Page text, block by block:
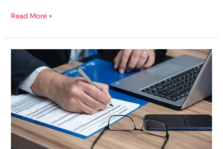
Erzurum
Read More »